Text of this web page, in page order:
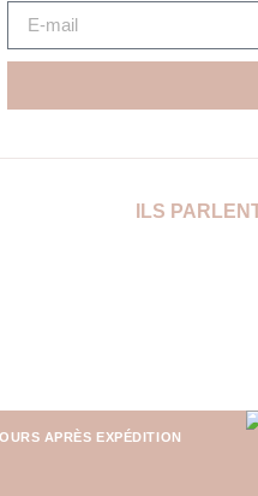
ILS
APRÈS EXPÉDITION